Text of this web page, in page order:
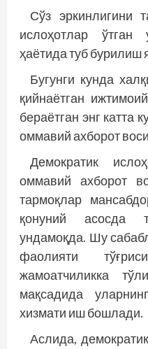
Сўз эркинлигини
ислоҳотлар
ҳаётида туб бурилиш
Бугунги кунда
қийнаётган
бераётган энг катта
оммавий ахборот
Демократик
оммавий ахборот
тармоқлар
қонуний асосда
ундамоқда. Шу
фаолияти
жамоатчиликка
мақсадида
хизмати иш бошлади.
Аслида,